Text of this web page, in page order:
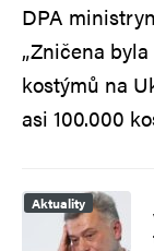
DPA
„Zničena
kostýmů na
asi 100.000
Aktuality